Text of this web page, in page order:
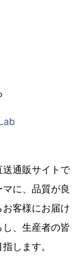
送通販サイトで
に、品質が良
客様にお届け
、生産者の皆
します。